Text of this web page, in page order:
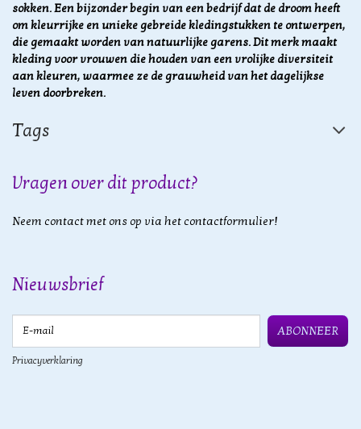
sokken. Een bijzonder begin van een bedrijf dat de droom heeft
om kleurrijke en unieke gebreide kledingstukken te ontwerpen,
die gemaakt worden van natuurlijke garens. Dit merk maakt
kleding voor vrouwen die houden van een vrolijke diversiteit
aan kleuren, waarmee ze de grauwheid van het dagelijkse
leven doorbreken.
Tags
Vragen over dit product?
Neem contact met ons op via het contactformulier!
Nieuwsbrief
ABONNEER
Privacyverklaring